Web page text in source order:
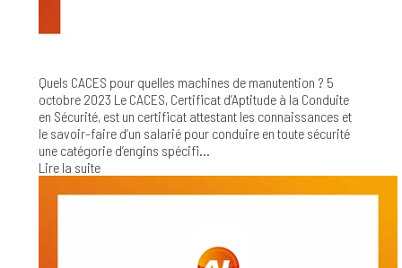
Quels CACES pour quelles machines de manutention ? 5
octobre 2023 Le CACES, Certificat d’Aptitude à la Conduite
en Sécurité, est un certificat attestant les connaissances et
le savoir-faire d’un salarié pour conduire en toute sécurité
une catégorie d’engins spécifi...
Lire la suite